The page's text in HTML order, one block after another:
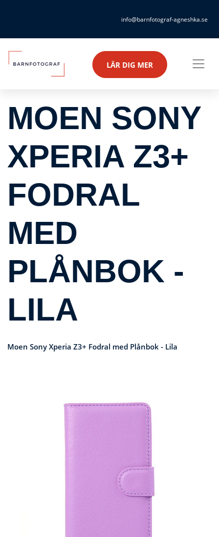
info@barnfotograf-agneshka.se
LÄR DIG MER
MOEN SONY
XPERIA Z3+
FODRAL
MED
PLÅNBOK -
LILA
Moen Sony Xperia Z3+ Fodral med Plånbok - Lila